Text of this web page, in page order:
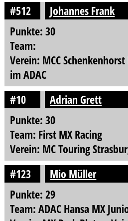
#512
Johannes Frank
Punkte: 30
Team:
Verein: MCC
im ADAC
#10
Adrian Grett
Punkte: 30
Team: First MX Racing
Verein: MC Touring
#123
Mio Müller
Punkte: 29
Team: ADAC Hansa MX